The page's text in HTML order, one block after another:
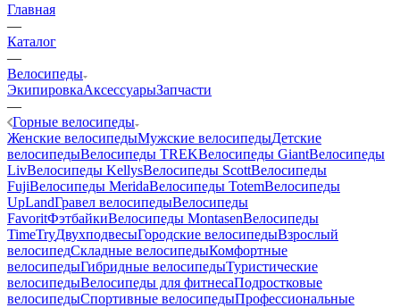
Главная
—
Каталог
—
Велосипеды
ЭкипировкаАксессуарыЗапчасти
—
Горные велосипеды
Женские велосипедыМужские велосипедыДетские
велосипедыВелосипеды TREKВелосипеды GiantВелосипеды
LivВелосипеды KellysВелосипеды ScottВелосипеды
FujiВелосипеды MeridaВелосипеды TotemВелосипеды
UpLandГравел велосипедыВелосипеды
FavoritФэтбайкиВелосипеды MontasenВелосипеды
TimeTryДвухподвесыГородские велосипедыВзрослый
велосипедСкладные велосипедыКомфортные
велосипедыГибридные велосипедыТуристические
велосипедыВелосипеды для фитнесаПодростковые
велосипедыСпортивные велосипедыПрофессиональные